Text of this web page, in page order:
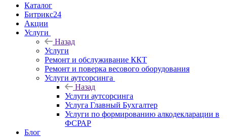
Каталог
Битрикс24
Акции
Услуги
Назад
Услуги
Ремонт и обслуживание ККТ
Ремонт и поверка весового оборудования
Услуги аутсорсинга
Назад
Услуги аутсорсинга
Услуга Главный Бухгалтер
Услуги по формированию алкодекларации в
ФСРАР
Блог